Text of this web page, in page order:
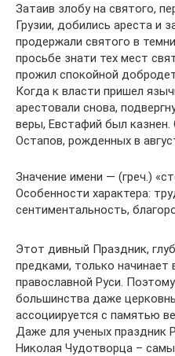
Затаив злобу на святого,
Грузии, добились ареста и
продержали святого в
просьбе знати тех мест
прожил спокойной
Когда к власти пришел
арестовали снова,
веры, Евстафий был
Остапов, рожденных в
Значение имени — (греч.)
Особенности характера:
сентиментальность,
Этот дивный Праздник,
предками, только начинает
православной Руси.
большинства даже
ассоциируется с памятью
Даже для ученых праздник
Николая Чудотворца –